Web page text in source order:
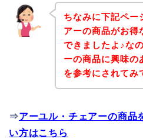
ちなみに下記ペー
アーの商品がお得
できましたよ♪な
ーの商品に興味の
を参考にされてみ
⇒アーユル・チェアーの商品
い方はこちら